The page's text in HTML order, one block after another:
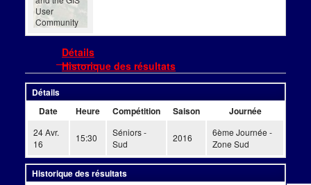
User
Community
Détails
Historique des résultats
Détails
Date
Heure Compétition Saison Journée
24 Avr.
16
15:30
Séniors -
Sud
2016
6ème Journée -
Zone Sud
Historique des résultats